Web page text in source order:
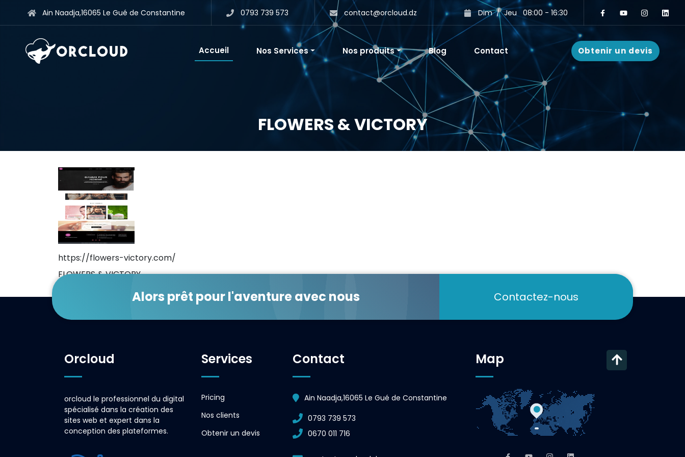
Ain Naadja,16065 Le Gué de Constantine 0793 739 573 contact@orcloud.dz Dim / Jeu 08:00 - 16:30
Accueil Nos Services Nos produits Blog Contact Obtenir un devis
FLOWERS & VICTORY
https://flowers-victory.com/
FLOWERS & VICTORY
Alors prêt pour l'aventure avec nous Contactez-nous
Orcloud
orcloud le professionnel du digital
spécialisé dans la création des
sites web et expert dans la
conception des plateformes.
Services
Pricing
Nos clients
Obtenir un devis
Contact
Ain Naadja,16065 Le Gué de Constantine
0793 739 573
0670 011 716
Map